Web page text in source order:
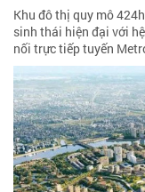
Khu đô thị quy mô
sinh thái hiện đại với
nối trực tiếp tuyến